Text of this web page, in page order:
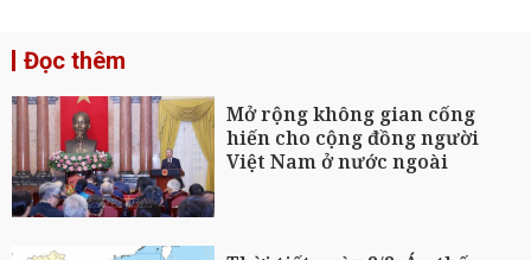
Đọc thêm
Mở rộng không gian cống
hiến cho cộng đồng người
Việt Nam ở nước ngoài